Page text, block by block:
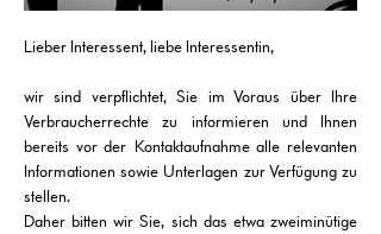
Lieber Interessent, liebe Interessentin,
wir sind verpflichtet, Sie im Voraus über Ihre
Verbraucherrechte zu informieren und Ihnen
bereits vor der
Kontaktaufnahme alle relevanten
Informationen sowie Unterlagen zur Verfügung zu
stellen.
Daher bitten wir Sie, sich das etwa zweiminütige